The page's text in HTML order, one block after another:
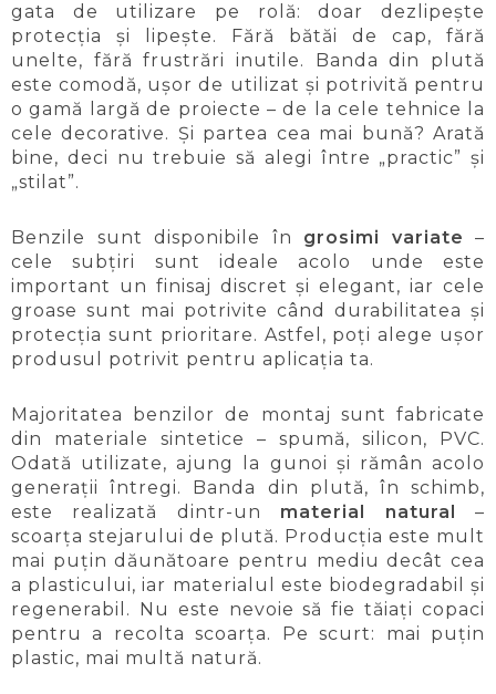
gata de utilizare pe rolă: doar dezlipește
protecția și lipește. Fără bătăi de cap, fără
unelte, fără frustrări inutile. Banda din plută
este comodă, ușor de utilizat și potrivită pentru
o gamă largă de proiecte – de la cele tehnice la
cele decorative. Și partea cea mai bună? Arată
bine, deci nu trebuie să alegi între „practic” și
„stilat”.
Benzile sunt disponibile în grosimi variate –
cele subțiri sunt ideale acolo unde este
important un finisaj discret și elegant, iar cele
groase sunt mai potrivite când durabilitatea și
protecția sunt prioritare. Astfel, poți alege ușor
produsul potrivit pentru aplicația ta.
Majoritatea benzilor de montaj sunt fabricate
din materiale sintetice – spumă, silicon, PVC.
Odată utilizate, ajung la gunoi și rămân acolo
generații întregi. Banda din plută, în schimb,
este realizată dintr-un material natural
–
scoarța stejarului de plută. Producția este mult
mai puțin dăunătoare pentru mediu decât cea
a plasticului, iar materialul este biodegradabil și
regenerabil. Nu este nevoie să fie tăiați copaci
pentru a recolta scoarța. Pe scurt: mai puțin
plastic, mai multă natură.